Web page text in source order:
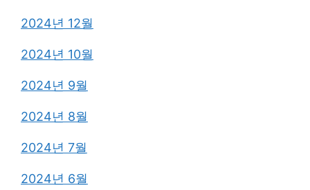
2024년 12월
2024년 10월
2024년 9월
2024년 8월
2024년 7월
2024년 6월